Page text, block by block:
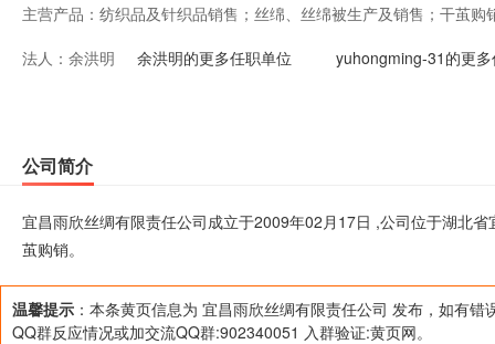
主营产品： 纺织品及针织品销售；丝绵、丝绵被生产及销售；干茧购
法人： 余洪明 余洪明的更多任职单位 yuhongming-31的更
公司简介
宜昌雨欣丝绸有限责任公司成立于2009年02月17日 ,公司位于湖北
茧购销。
温馨提示 ：本条黄页信息为 宜昌雨欣丝绸有限责任公司 发布，如有错
QQ群反应情况或加交流QQ群:902340051 入群验证:黄页网。